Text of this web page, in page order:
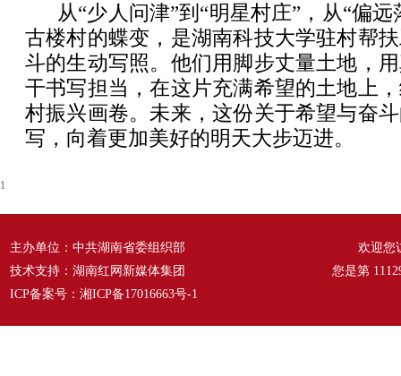
从“少人问津”到“明星村庄”，从“偏
古楼村的蝶变，是湖南科技大学驻村帮
斗的生动写照。他们用脚步丈量土地，
干书写担当，在这片充满希望的土地上
村振兴画卷。未来，这份关于希望与奋
写，向着更加美好的明天大步迈进。
1
主办单位：中共湖南省委组织部
技术支持：湖南红网新媒体集团
ICP备案号： 湘ICP备17016663号-1
欢迎您
您是第